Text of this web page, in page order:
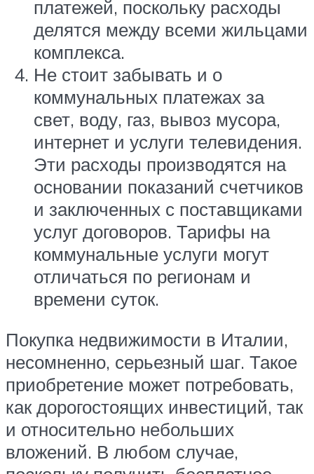
платежей, поскольку расходы
делятся между всеми жильцами
комплекса.
Не стоит забывать и о
коммунальных платежах за
свет, воду, газ, вывоз мусора,
интернет и услуги телевидения.
Эти расходы производятся на
основании показаний счетчиков
и заключенных с поставщиками
услуг договоров. Тарифы на
коммунальные услуги могут
отличаться по регионам и
времени суток.
Покупка недвижимости в Италии,
несомненно, серьезный шаг. Такое
приобретение может потребовать,
как дорогостоящих инвестиций, так
и относительно небольших
вложений. В любом случае,